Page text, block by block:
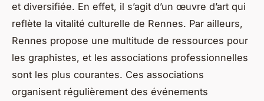
et diversifiée. En effet, il s’agit d’un œuvre d’art qui
reflète la vitalité culturelle de Rennes. Par ailleurs,
Rennes propose une multitude de ressources pour
les graphistes, et les associations professionnelles
sont les plus courantes. Ces associations
organisent régulièrement des événements